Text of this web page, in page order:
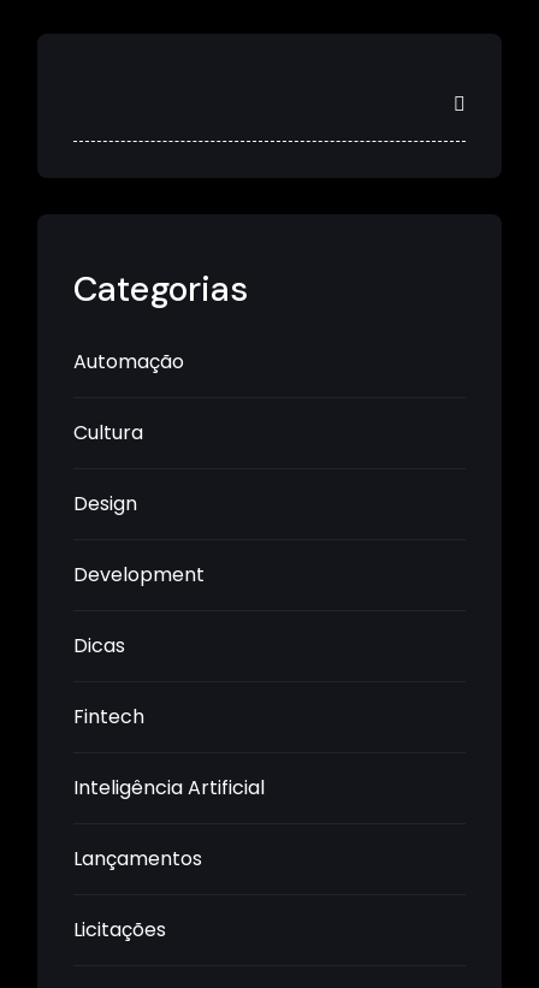
Categorias
Automação
Cultura
Design
Development
Dicas
Fintech
Inteligência Artificial
Lançamentos
Licitações